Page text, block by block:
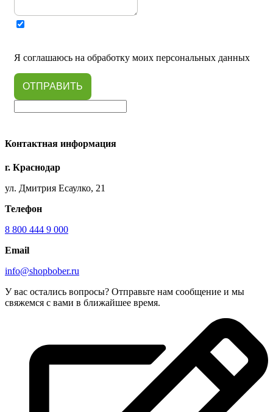
Я соглашаюсь на обработку моих персональных данных
ОТПРАВИТЬ
Контактная информация
г. Краснодар
ул. Дмитрия Есаулко, 21
Телефон
8 800 444 9 000
Email
info@shopbober.ru
У вас остались вопросы? Отправьте нам сообщение и мы
свяжемся с вами в ближайшее время.